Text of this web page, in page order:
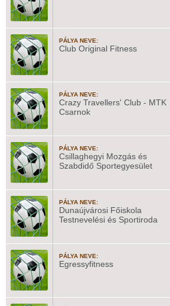
PÁLYA NEVE:
Club Original Fitness
PÁLYA NEVE:
Crazy Travellers' Club - MTK
Csarnok
PÁLYA NEVE:
Csillaghegyi Mozgás és
Szabdidő Sportegyesület
PÁLYA NEVE:
Dunaújvárosi Főiskola
Testnevelési és Sportiroda
PÁLYA NEVE:
Egressyfitness